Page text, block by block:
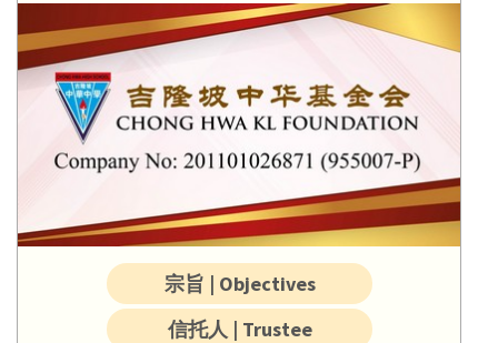
宗旨 | Objectives
信托人 | Trustee